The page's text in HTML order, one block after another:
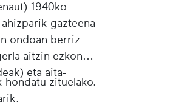
1940ko
gazteena
ondoan berriz
aitzin ezkondu
eta aita-
hondatu zituelako.